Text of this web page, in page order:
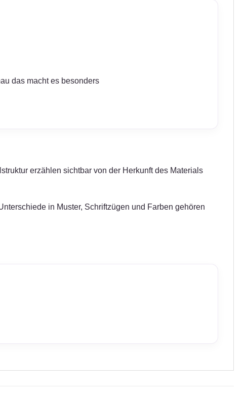
das macht es besonders
erzählen sichtbar von der Herkunft des Materials
in Muster, Schriftzügen und Farben gehören